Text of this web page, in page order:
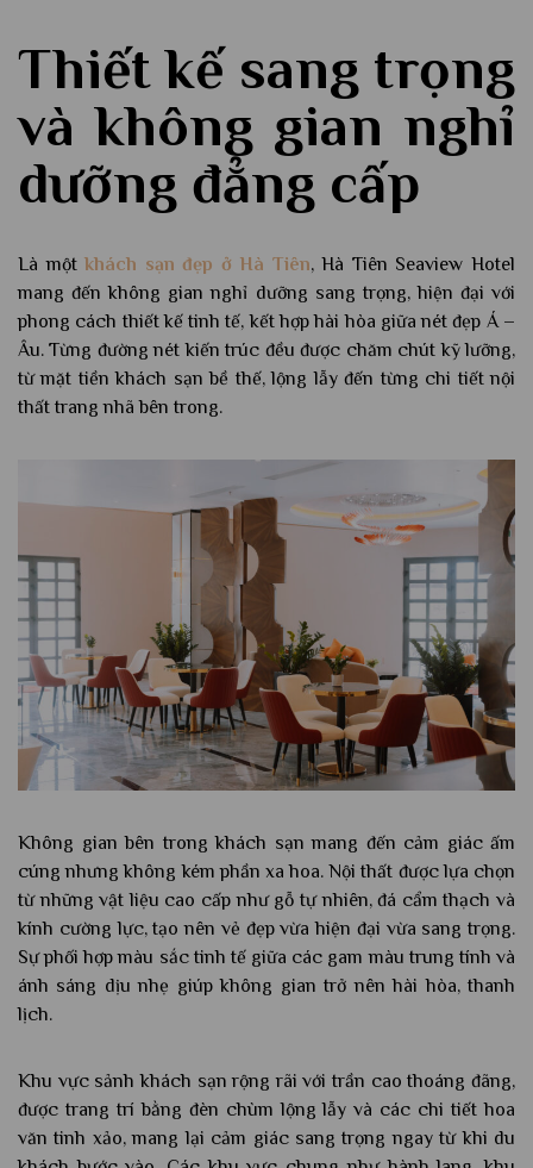
Thiết kế sang trọng
và không gian nghỉ
dưỡng đẳng cấp
Là mộtkhách sạn đẹp ở Hà Tiên, Hà Tiên Seaview Hotel
mang đến không gian nghỉ dưỡng sang trọng, hiện đại với
phong cách thiết kế tinh tế, kết hợp hài hòa giữa nét đẹp Á –
Âu. Từng đường nét kiến trúc đều được chăm chút kỹ lưỡng,
từ mặt tiền khách sạn bề thế, lộng lẫy đến từng chi tiết nội
thất trang nhã bên trong.
Không gian bên trong khách sạn mang đến cảm giác ấm
cúng nhưng không kém phần xa hoa. Nội thất được lựa chọn
từ những vật liệu cao cấp như gỗ tự nhiên, đá cẩm thạch và
kính cường lực, tạo nên vẻ đẹp vừa hiện đại vừa sang trọng.
Sự phối hợp màu sắc tinh tế giữa các gam màu trung tính và
ánh sáng dịu nhẹ giúp không gian trở nên hài hòa, thanh
lịch.
Khu vực sảnh khách sạn rộng rãi với trần cao thoáng đãng,
được trang trí bằng đèn chùm lộng lẫy và các chi tiết hoa
văn tinh xảo, mang lại cảm giác sang trọng ngay từ khi du